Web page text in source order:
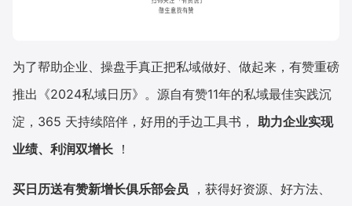
为了帮助企业、操盘手真正把私域做好、做起来，有赞重磅
推出《2024私域日历》。源自有赞11年的私域最佳实践沉
淀，365 天持续陪伴，好用的手边工具书， 助力企业实现
业绩、利润双增长 ！
买日历送有赞新增长俱乐部会员 ，获得好资源、好方法、